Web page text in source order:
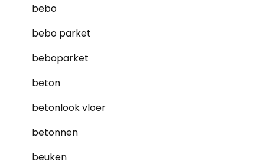
bebo
bebo parket
beboparket
beton
betonlook vloer
betonnen
beuken